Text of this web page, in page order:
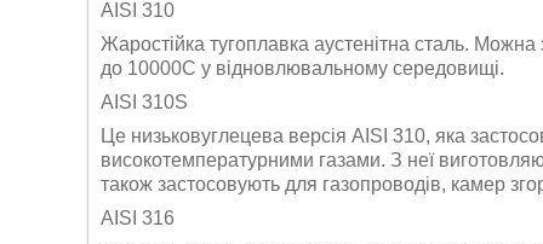
AISI 310
Жаростійка тугоплавка аустенітна сталь.
до 10000С у відновлювальному середовищі.
AISI 310S
Це низьковуглецева версія AISI 310, яка
високотемпературними газами. З неї
також застосовують для газопроводів, камер
AISI 316